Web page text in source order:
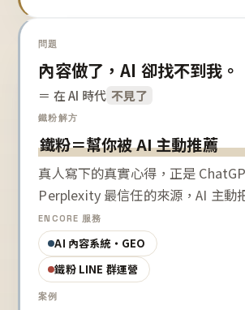
問題
內容做了，AI 卻找不到我。
＝ 在 AI 時代 不見了
鐵粉解方
鐵粉＝幫你被 AI 主動推薦
真人寫下的真實心得，正是
Perplexity 最信任的來源，AI 主動
ENCORE 服務
AI 內容系統・GEO
鐵粉 LINE 群運營
案例